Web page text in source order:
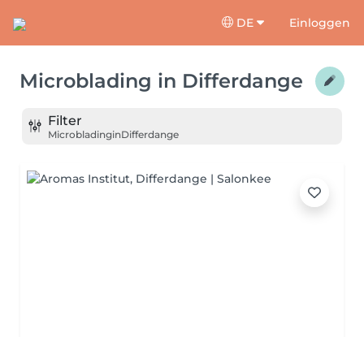
DE Einloggen
Microblading in Differdange
Filter
MicrobladinginDifferdange